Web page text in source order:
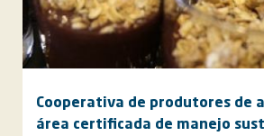
Cooperativa de produtores de
área certificada de manejo